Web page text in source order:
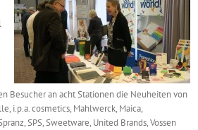
Besucher an acht Stationen die Neuheiten von
i.p.a. cosmetics, Mahlwerck, Maica,
SPS, Sweetware, United Brands, Vossen